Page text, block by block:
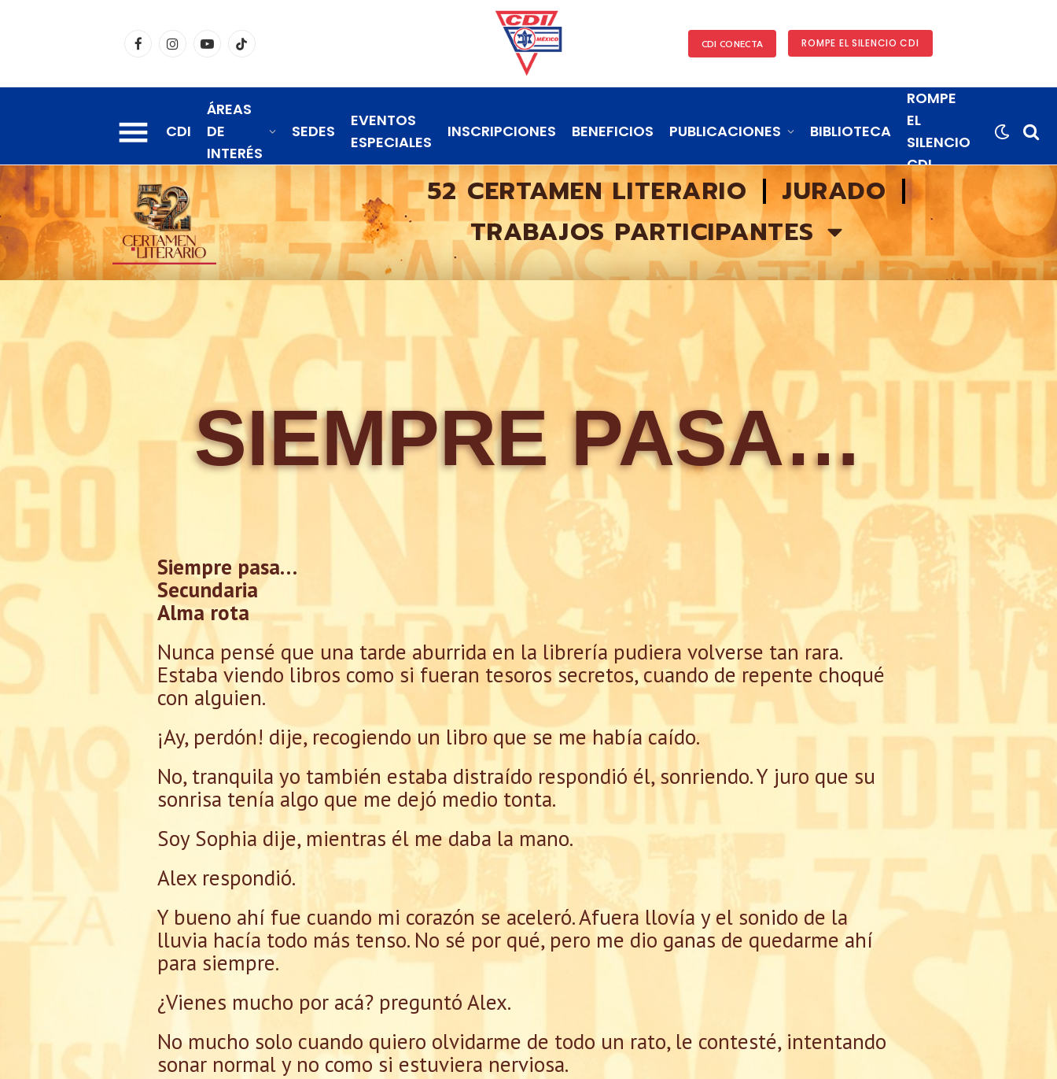
FacebookInstagramYouTubeTikTok CDI CONECTA ROMPE EL SILENCIO CDI
CDI
ÁREAS
DE
INTERÉS
SEDES
EVENTOS
ESPECIALES
INSCRIPCIONES BENEFICIOS PUBLICACIONES BIBLIOTECA
ROMPE
EL
SILENCIO
CDI
52 CERTAMEN LITERARIO
JURADO
TRABAJOS PARTICIPANTES
SIEMPRE PASA…
Siempre pasa…
Secundaria
Alma rota
Nunca pensé que una tarde aburrida en la librería pudiera volverse tan rara.
Estaba viendo libros como si fueran tesoros secretos, cuando de repente choqué
con alguien.
¡Ay, perdón! dije, recogiendo un libro que se me había caído.
No, tranquila yo también estaba distraído respondió él, sonriendo. Y juro que su
sonrisa tenía algo que me dejó medio tonta.
Soy Sophia dije, mientras él me daba la mano.
Alex respondió.
Y bueno ahí fue cuando mi corazón se aceleró. Afuera llovía y el sonido de la
lluvia hacía todo más tenso. No sé por qué, pero me dio ganas de quedarme ahí
para siempre.
¿Vienes mucho por acá? preguntó Alex.
No mucho solo cuando quiero olvidarme de todo un rato, le contesté, intentando
sonar normal y no como si estuviera nerviosa.